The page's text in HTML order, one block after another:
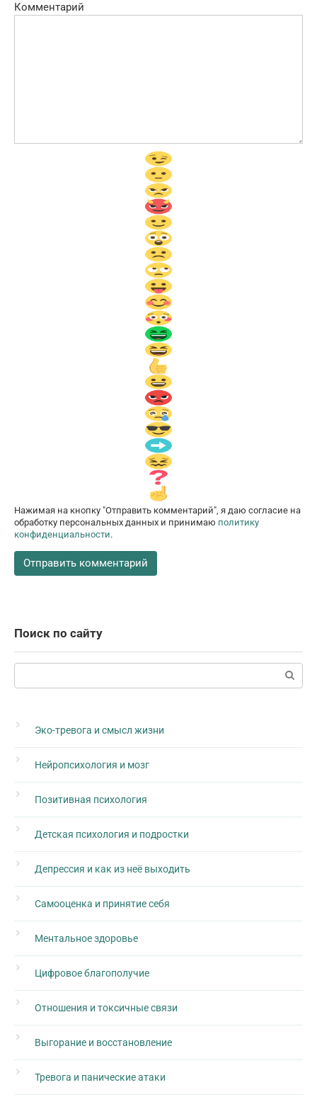
Комментарий
Нажимая на кнопку "Отправить комментарий", я даю согласие на
обработку персональных данных и принимаю политику
конфиденциальности.
Поиск по сайту
Поиск:
Эко-тревога и смысл жизни
Нейропсихология и мозг
Позитивная психология
Детская психология и подростки
Депрессия и как из неё выходить
Самооценка и принятие себя
Ментальное здоровье
Цифровое благополучие
Отношения и токсичные связи
Выгорание и восстановление
Тревога и панические атаки